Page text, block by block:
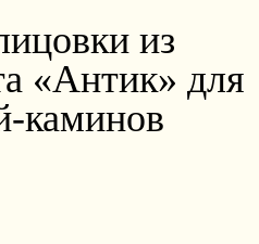
из
«Антик» для
каминов